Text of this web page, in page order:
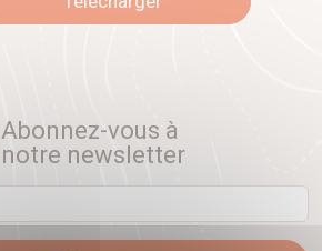
Abonnez-vous à
notre newsletter